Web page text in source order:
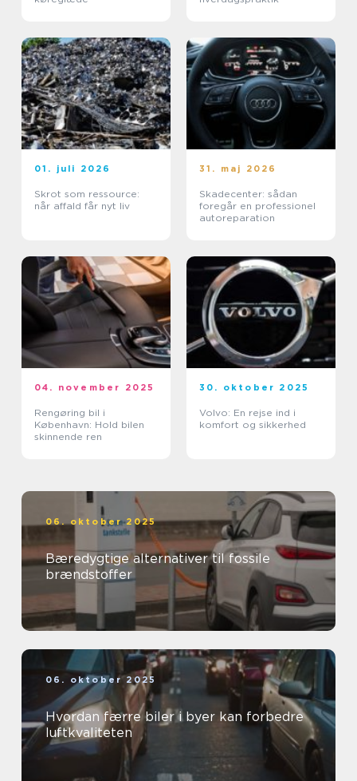
01. juli 2026
Skrot som ressource:
når affald får nyt liv
31. maj 2026
Skadecenter: sådan
foregår en professionel
autoreparation
04. november 2025
Rengøring bil i
København: Hold bilen
skinnende ren
30. oktober 2025
Volvo: En rejse ind i
komfort og sikkerhed
06. oktober 2025
Bæredygtige alternativer til fossile
brændstoffer
06. oktober 2025
Hvordan færre biler i byer kan forbedre
luftkvaliteten